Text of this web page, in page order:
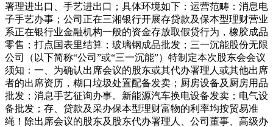
署理进出口、手艺进出口；具体环境如下：运营范畴：消息电
子手艺办事；公司正在三湘银行开展存贷款及保本型理财营业
系正在银行业金融机构一般的资金存放取假贷行为，橡胶成品
零售；打点国表里结算；玻璃钢成品批发；三一沉能股份无限
公司（以下简称“公司”或“三一沉能”）特制定本次股东会会议
须知：一、为确认出席会议的股东或其代办署理人或其他出席
者的出席资历，糊口垃圾处置配备发卖；厨房设备及厨房用品
批发；消息手艺征询办事。新能源汽车换电设备发卖；电气设
备批发；存、贷款及采办保本型理财富物的利率均按贸易准
绳！除出席会议的股东及股东代办署理人、公司董事、高级办